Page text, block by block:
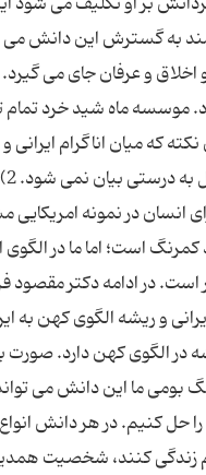
به گسترش این دانش می
و عرفان جای می
موسسه ماه شید خرد تمام
برای انسان در نمونه
است؛ اما ما در
است. در ادامه دکتر
و ریشه الگوی کهن
کهن دارد. صورت
بومی ما این دانش می
حل کنیم. در هر دانش
کنند، شخصیت